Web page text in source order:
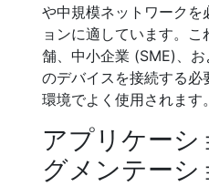
や中規模ネットワークを
ョンに適しています。
舗、中小企業 (SME)、
のデバイスを接続する
環境でよく使用されます。
アプリケー
グメンテーシ